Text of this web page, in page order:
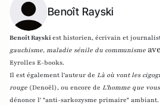
Benoît Rayski
Benoît Rayskiest historien, écrivain et
gauchisme, maladie sénile du communisme
Eyrolles E-books.
Il est également l'auteur de Là où vont les
rouge (Denoël), ou encore de L'homme que
dénonce l' "anti-sarkozysme primaire" ambiant.